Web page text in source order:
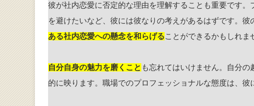
彼が社内恋愛に否定的な理由を理解することも重要です
を避けたいなど、彼には彼なりの考えがあるはずです。彼
ある社内恋愛への懸念を和らげることができるかもしれま
自分自身の魅力を磨くこと も忘れてはいけません。自分
的に映ります。職場でのプロフェッショナルな態度は、彼